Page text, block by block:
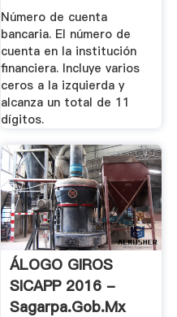
Número de cuenta
bancaria. El número de
cuenta en la institución
financiera. Incluye varios
ceros a la izquierda y
alcanza un total de 11
dígitos.
ÁLOGO GIROS
SICAPP 2016 -
Sagarpa.gob.mx